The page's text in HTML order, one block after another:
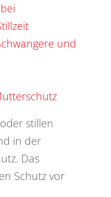
und
stillen
in der
Das
Schutz vor